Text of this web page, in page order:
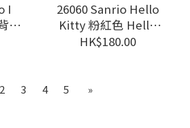
I
包
26060 Sanrio Hello
Kitty 粉紅色 Hello
Kitty 掃把＋垃圾鏟2
HK$180.00
2 3 4 5 »